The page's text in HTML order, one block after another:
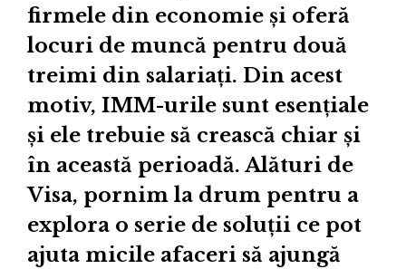
firmele din economie și oferă
locuri de muncă pentru două
treimi din salariați. Din acest
motiv, IMM-urile sunt esențiale
și ele trebuie să crească chiar și
în această perioadă. Alături de
Visa, pornim la drum pentru a
explora o serie de soluții ce pot
ajuta micile afaceri să ajungă